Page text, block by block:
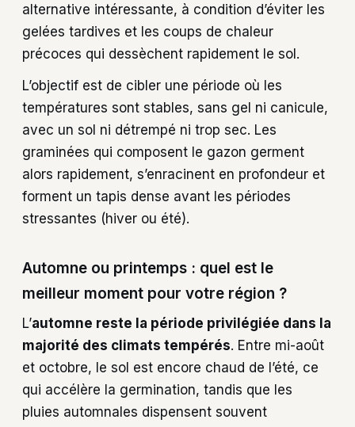
alternative intéressante, à condition d’éviter les
gelées tardives et les coups de chaleur
précoces qui dessèchent rapidement le sol.
L’objectif est de cibler une période où les
températures sont stables, sans gel ni canicule,
avec un sol ni détrempé ni trop sec. Les
graminées qui composent le gazon germent
alors rapidement, s’enracinent en profondeur et
forment un tapis dense avant les périodes
stressantes (hiver ou été).
Automne ou printemps : quel est le
meilleur moment pour votre région ?
L’automne reste la période privilégiée dans la
majorité des climats tempérés. Entre mi-août
et octobre, le sol est encore chaud de l’été, ce
qui accélère la germination, tandis que les
pluies automnales dispensent souvent